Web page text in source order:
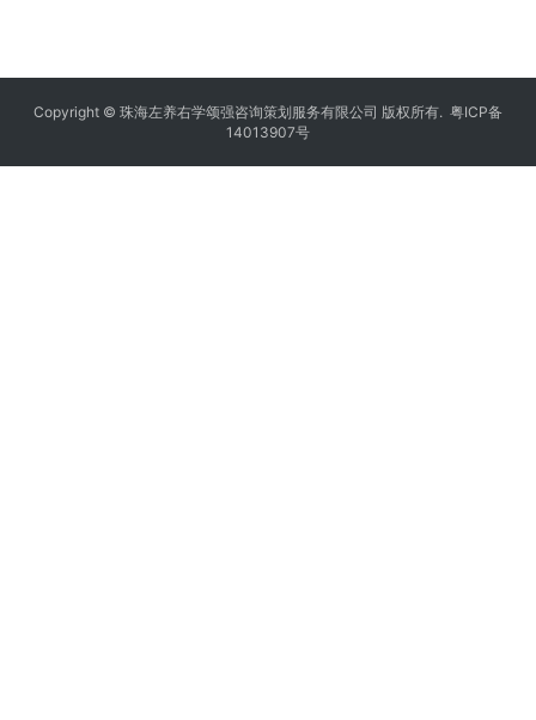
Copyright © 珠海左养右学颂强咨询策划服务有限公司 版权所有. 粤ICP备
14013907号